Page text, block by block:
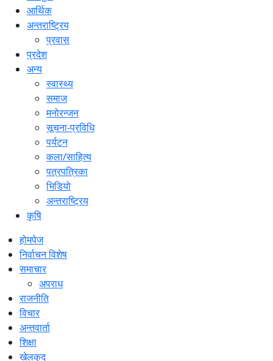
आर्थिक
अन्तराष्ट्रिय
प्रवास
प्रदेश
अन्य
स्वास्थ्य
समाज
मनोरन्जन
सूचना-प्रविधि
पर्यटन
कला/साहित्य
पत्रपत्रिका
भिडियो
अन्तराष्ट्रिय
कृषि
होमपेज
निर्वाचन विशेष
समाचार
अपराध
राजनीति
विचार
अन्तवार्ता
शिक्षा
खेलकुद